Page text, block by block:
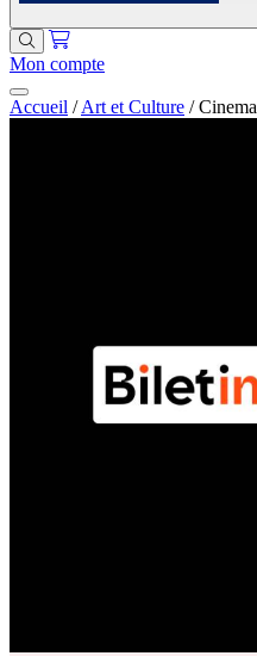
Mon compte
Accueil / Art et Culture /